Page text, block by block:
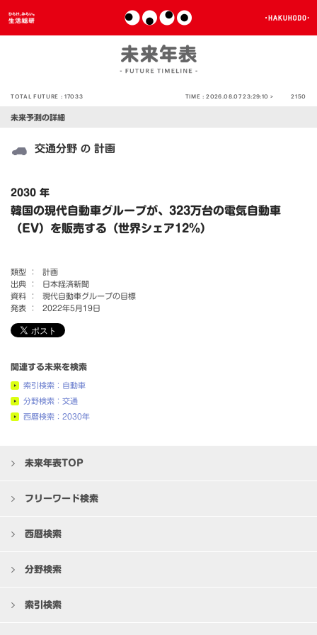
TOTAL FUTURE :17033 TIME :2026.08.07 23:29:10 > 2150
未来予測の詳細
交通分野 の 計画
2030 年
韓国の現代自動車グループが、323万台の電気自動車
（EV）を販売する（世界シェア12％）
類型 ：
計画
出典 ：
日本経済新聞
資料 ：
現代自動車グループの目標
発表 ：
2022年5月19日
関連する未来を検索
索引検索：自動車
分野検索：交通
西暦検索：2030年
未来年表TOP
フリーワード検索
西暦検索
分野検索
索引検索